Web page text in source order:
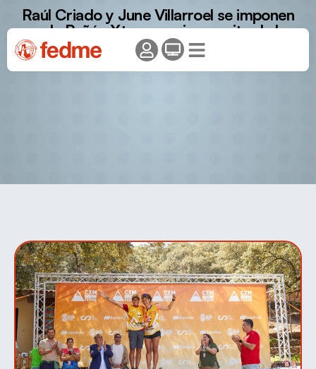
Raúl Criado y June Villarroel se imponen
en la Peñón Xtreme, primera cita de la
Copa de España de Carreras por
Montaña